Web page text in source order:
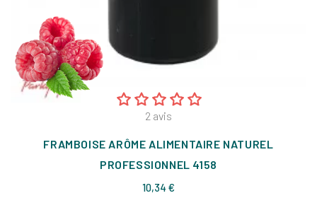
2 avis
FRAMBOISE ARÔME ALIMENTAIRE NATUREL
PROFESSIONNEL 4158
10,34 €